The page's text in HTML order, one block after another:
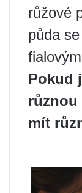
růžové
půda
Pokud
různou
mít